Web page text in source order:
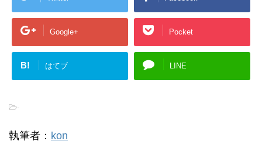
Google+ Pocket
B! はてブ LINE
-
執筆者： kon